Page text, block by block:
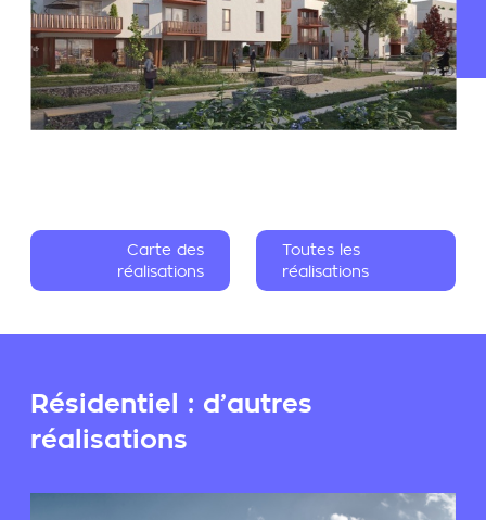
Carte des
réalisations
Toutes les
réalisations
Résidentiel : d’autres
réalisations